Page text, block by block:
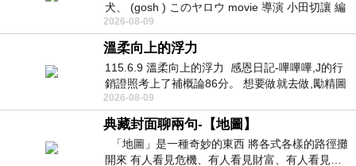
犬、 (gosh ) このヤロウ movie 導演 小田切讓 編
劇: 小田切讓 主演: 小田切讓
2026-08-09
溫柔向上的浮力
115.6.9 溫柔向上的浮力 感恩日記-嗶嗶嗶,J的行
銷證照考上了補概論86分。 想要做就去做,勵精圖
治大成功,也是表法,堅持和努力
2026-08-09
典藏封面聊兩句-【地圖】
「地圖」是一種奇妙的東西 將各式各樣的路徑攤
開來 有人看見危機、有人看見財富、有人看見…